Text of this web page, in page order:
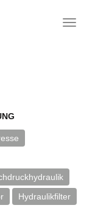
Toggle
Hydraulikfilter